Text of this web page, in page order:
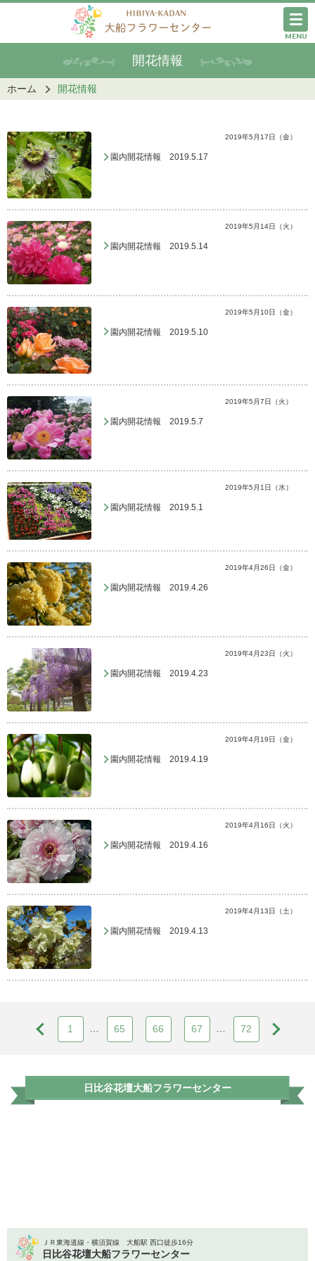
MENU
開花情報
ホーム 開花情報
2019年5月17日（金）
園内開花情報 2019.5.17
2019年5月14日（火）
園内開花情報 2019.5.14
2019年5月10日（金）
園内開花情報 2019.5.10
2019年5月7日（火）
園内開花情報 2019.5.7
2019年5月1日（水）
園内開花情報 2019.5.1
2019年4月26日（金）
園内開花情報 2019.4.26
2019年4月23日（火）
園内開花情報 2019.4.23
2019年4月19日（金）
園内開花情報 2019.4.19
2019年4月16日（火）
園内開花情報 2019.4.16
2019年4月13日（土）
園内開花情報 2019.4.13
1 65 66 67 72
日比谷花壇大船フラワーセンター
ＪＲ東海道線・横須賀線 大船駅 西口徒歩16分
日比谷花壇大船フラワーセンター